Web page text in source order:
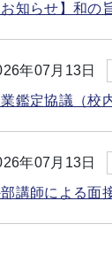
お知らせ】和
年07月13日
鑑定協議（校
年07月13日
講師による面